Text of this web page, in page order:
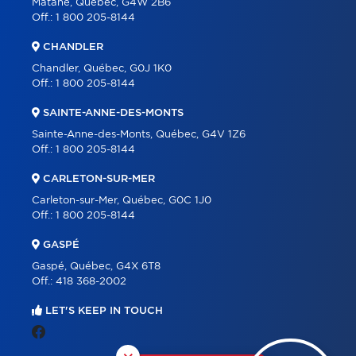
Matane, Québec, G4W 2B6
Off.: 1 800 205-8144
CHANDLER
Chandler, Québec, G0J 1K0
Off.: 1 800 205-8144
SAINTE-ANNE-DES-MONTS
Sainte-Anne-des-Monts, Québec, G4V 1Z6
Off.: 1 800 205-8144
CARLETON-SUR-MER
Carleton-sur-Mer, Québec, G0C 1J0
Off.: 1 800 205-8144
GASPÉ
Gaspé, Québec, G4X 6T8
Off.: 418 368-2002
LET'S KEEP IN TOUCH